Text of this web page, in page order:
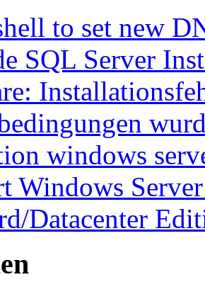
to set new
SQL Server
windows
Windows
Datacenter